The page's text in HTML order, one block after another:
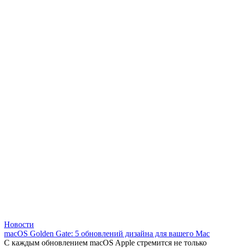
Новости
macOS Golden Gate: 5 обновлений дизайна для вашего Mac
С каждым обновлением macOS Apple стремится не только